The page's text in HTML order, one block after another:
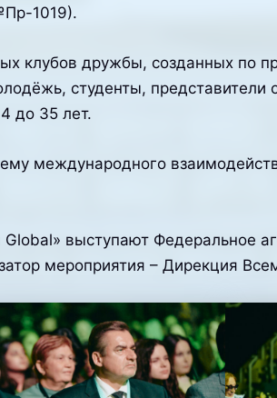
1019).
клубов дружбы, созданных по
студенты, представители
до 35 лет.
международного
выступают Федеральное
мероприятия – Дирекция